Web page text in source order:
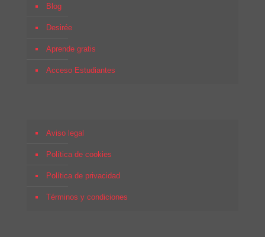
Blog
Desirée
Aprende gratis
Acceso Estudiantes
Aviso legal
Política de cookies
Política de privacidad
Términos y condiciones